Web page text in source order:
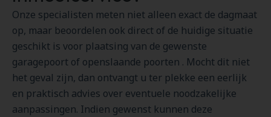
Onze specialisten meten niet alleen exact de dagmaat
op, maar beoordelen ook direct of de huidige situatie
geschikt is voor plaatsing van de gewenste
garagepoort of openslaande poorten . Mocht dit niet
het geval zijn, dan ontvangt u ter plekke een eerlijk
en praktisch advies over eventuele noodzakelijke
aanpassingen. Indien gewenst kunnen deze